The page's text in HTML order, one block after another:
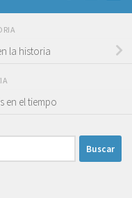
la historia
en el tiempo